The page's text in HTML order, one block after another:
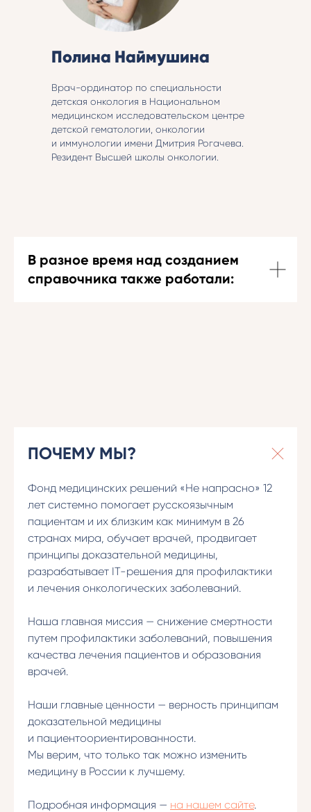
Полина Наймушина
Врач-ординатор по специальности
детская онкология в Национальном
медицинском исследовательском центре
детской гематологии, онкологии
и иммунологии имени Дмитрия Рогачева.
Резидент Высшей школы онкологии.
В разное время над созданием
справочника также работали:
ПОЧЕМУ МЫ?
Фонд медицинских решений «Не напрасно» 12
лет системно помогает русскоязычным
пациентам и их близким как минимум в 26
странах мира, обучает врачей, продвигает
принципы доказательной медицины,
разрабатывает IT-решения для профилактики
и лечения онкологических заболеваний.
Наша главная миссия — снижение смертности
путем профилактики заболеваний, повышения
качества лечения пациентов и образования
врачей.
Наши главные ценности — верность принципам
доказательной медицины
и пациентоориентированности.
Мы верим, что только так можно изменить
медицину в России к лучшему.
Подробная информация — на нашем сайте.